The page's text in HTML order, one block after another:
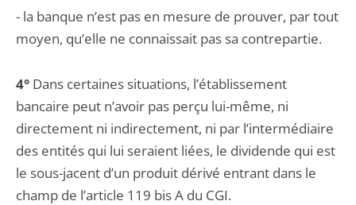
- la banque n’est pas en mesure de prouver, par tout
moyen, qu’elle ne connaissait pas sa contrepartie.
4° Dans certaines situations, l’établissement
bancaire peut n’avoir pas perçu lui-même, ni
directement ni indirectement, ni par l’intermédiaire
des entités qui lui seraient liées, le dividende qui est
le sous-jacent d’un produit dérivé entrant dans le
champ de l’article 119 bis A du CGI.